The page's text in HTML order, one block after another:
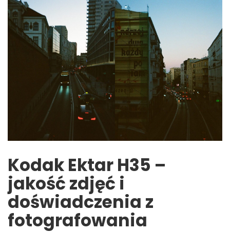
Kodak Ektar H35 –
jakość zdjęć i
doświadczenia z
fotografowania